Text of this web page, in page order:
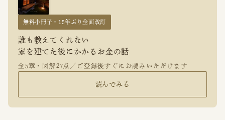
無料小冊子・15年ぶり全面改訂
誰も教えてくれない
家を建てた後にかかるお金の話
全5章・図解27点／ご登録後すぐにお読みいただけます
読んでみる